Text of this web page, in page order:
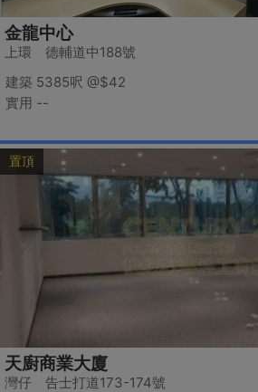
金龍中心
上環 德輔道中188號
建築 5385呎 @$42
實用 --
置頂
天廚商業大廈
灣仔 告士打道173-174號